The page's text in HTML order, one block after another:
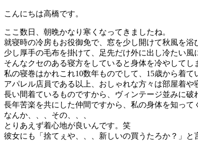
こんにちは高橋です。
ここ数日、朝晩かなり寒くなってきましたね。
就寝時の冷房もお役御免で、窓を少し開けて秋風を浴
少し厚手の毛布を掛けて、足先だけ外に出し冷たい風
そんなクセのある寝方をしていると身体を冷やしてし
私の寝巻はかれこれ10数年ものでして、15歳から着
アパレル店員である以上、おしゃれな方々は部屋着
長い間着ているものですから、ヴィンテージ並みに破
長年苦楽を共にした仲間ですから、私の身体を知って
なんか、、、その、、、
とりあえず着心地が良いんです。笑
彼女にも「捨てぇや、、、新しいの買うたろか？」